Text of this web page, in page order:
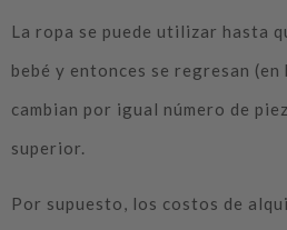
La ropa se puede utilizar hasta
bebé y entonces se regresan (en
cambian por igual número de
superior.
Por supuesto, los costos de